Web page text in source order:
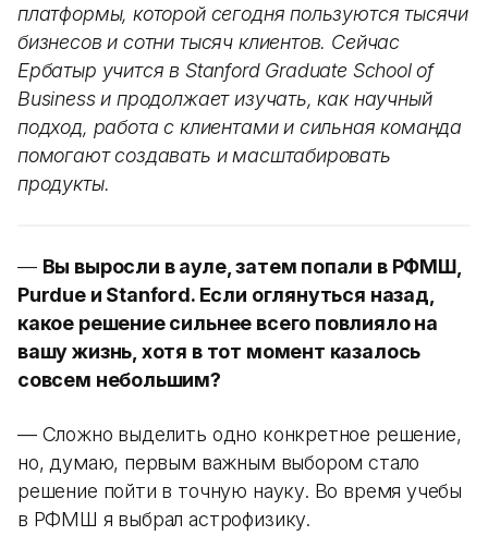
платформы, которой сегодня пользуются тысячи
бизнесов и сотни тысяч клиентов. Сейчас
Ербатыр учится в Stanford Graduate School of
Business и продолжает изучать, как научный
подход, работа с клиентами и сильная команда
помогают создавать и масштабировать
продукты.
— Вы выросли в ауле, затем попали в РФМШ,
Purdue и Stanford. Если оглянуться назад,
какое решение сильнее всего повлияло на
вашу жизнь, хотя в тот момент казалось
совсем небольшим?
— Сложно выделить одно конкретное решение,
но, думаю, первым важным выбором стало
решение пойти в точную науку. Во время учебы
в РФМШ я выбрал астрофизику.